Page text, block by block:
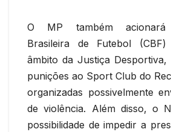
O MP também acionará
Brasileira de Futebol
âmbito da Justiça Desportiva,
punições ao Sport Club do
organizadas possivelmente
de violência. Além disso, o
possibilidade de impedir a